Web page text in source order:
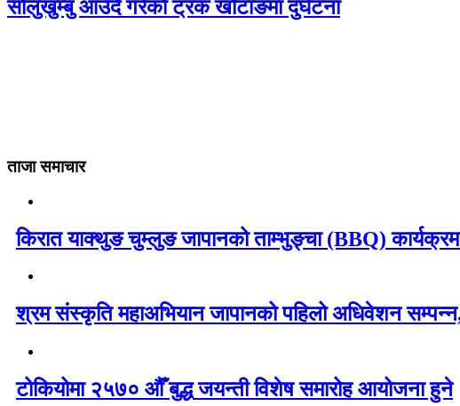
सोलुखुम्बु आउँदै गरेको ट्रक खोटाङमा दुर्घटना
ताजा समाचार
किरात याक्थुङ चुम्लुङ जापानको ताम्भुङ्चा (BBQ)
श्रम संस्कृति महाअभियान जापानको पहिलो अधिवेशन
टोकियोमा २५७० औँ बुद्ध जयन्ती विशेष समारोह आयोजना हुने